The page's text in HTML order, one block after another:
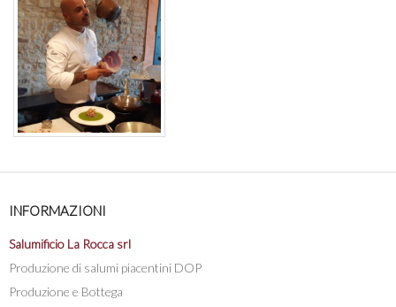
INFORMAZIONI
Salumificio La Rocca srl
Produzione di salumi piacentini DOP
Produzione e Bottega